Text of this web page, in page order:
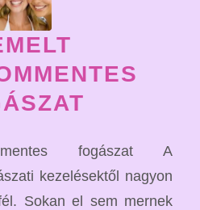
fogászat A
kezelésektől nagyon
Sokan el sem mernek